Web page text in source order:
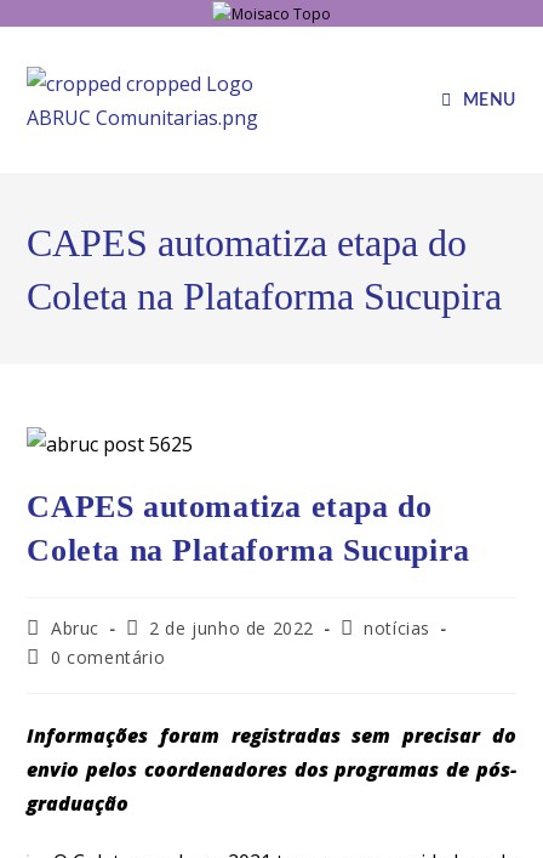
MENU
CAPES automatiza etapa do
Coleta na Plataforma Sucupira
CAPES automatiza etapa do
Coleta na Plataforma Sucupira
Abruc 2 de junho de 2022
notícias
0 comentário
Informações foram registradas sem precisar do
envio pelos coordenadores dos programas de pós-
graduação